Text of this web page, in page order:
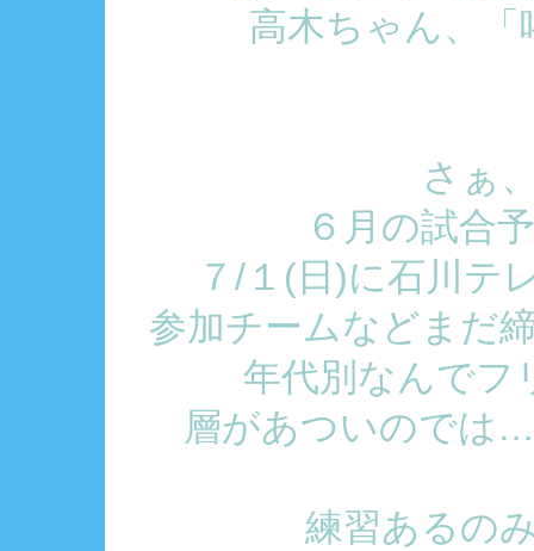
高木ちゃん、
さぁ
６月の試合
７/１(日)に石川テ
参加チームなどまだ
年代別なんでフ
層があついのでは
練習あるの